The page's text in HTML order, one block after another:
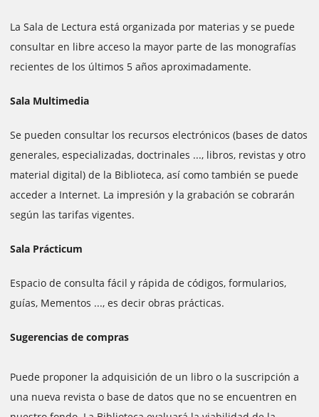
La Sala de Lectura está organizada por materias y se puede
consultar en libre acceso la mayor parte de las monografías
recientes de los últimos 5 años aproximadamente.
Sala Multimedia
Se pueden consultar los recursos electrónicos (bases de datos
generales, especializadas, doctrinales ..., libros, revistas y otro
material digital) de la Biblioteca, así como también se puede
acceder a Internet. La impresión y la grabación se cobrarán
según las tarifas vigentes.
Sala Prácticum
Espacio de consulta fácil y rápida de códigos, formularios,
guías, Mementos ..., es decir obras prácticas.
Sugerencias de compras
Puede proponer la adquisición de un libro o la suscripción a
una nueva revista o base de datos que no se encuentren en